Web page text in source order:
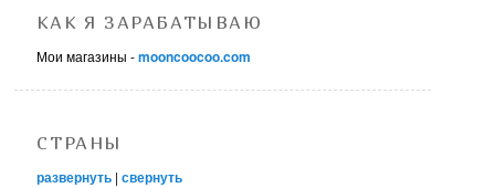
КАК Я ЗАРАБАТЫВАЮ
Мои магазины -mooncoocoo.com
СТРАНЫ
развернуть |свернуть